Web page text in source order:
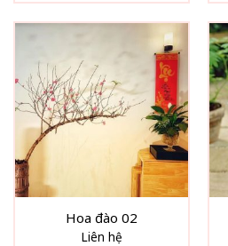
Hoa đào 02
Liên hệ